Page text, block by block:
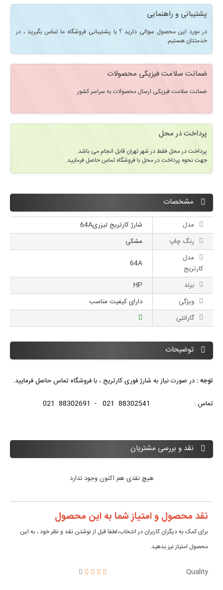
پشتیبانی و راهنمایی
در مورد این محصول سوالی دارید ؟ با پشتیبانی فروشگاه ما تماس بگیرید ، در
خدمتتان هستیم.
ضمانت سلامت فیزیکی محصولات
ضمانت سلامت فیزیکی ارسال محصولات به سراسر کشور
پرداخت در محل
پرداخت در محل فقط در شهر تهران قابل انجام می باشد.
جهت نحوه پرداخت در محل با فروشگاه تماس حاصل فرمایید.
مشخصات
مدل
شارژ کارتریج لیزری64A
رنگ چاپ
مشکی
مدل
کارتریج
64A
برند
HP
ویژگی
دارای کیفیت مناسب
گارانتی
توضیحات
توجه : در صورت نیاز به شارژ فوری کارتریج ، با فروشگاه تماس حاصل فرمایید.
تماس : 88302541 021 - 88302691 021
نقد و بررسی مشتریان
هیچ نقدی هم اکنون وجود ندارد
نقد محصول و امتیاز شما به این محصول
برای کمک به دیگران کاربران در انتخاب،لطفا قبل از نوشتن نقد و نظر خود ، به این
محصول امتیاز نیز بدهید.
Quality